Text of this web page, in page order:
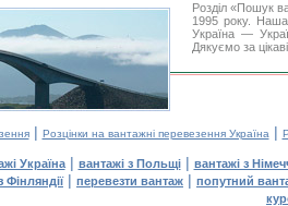
Розділ «Пошук
1995 року. Наша
Україна —
Дякуємо за
| Розцінки на вантажні перевезення Україна |
Україна| вантажі з Польщі| вантажі з
Фінляндії| перевезти вантаж | попутний